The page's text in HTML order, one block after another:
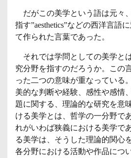
だがこの美学という語は元々
指す”aesthetics”などの西洋言語
て作られた言葉であった。
それでは学問としての美学と
究分野を指すのだろうか。この
った二つの意味が重なっている
美的な判断や経験、感性や感情
題に関する、理論的な研究を意
ける美学とは、哲学の一分野で
れがいわば狭義における美学で
る美学は、そうした理論的関心
各分野における活動や作品につ